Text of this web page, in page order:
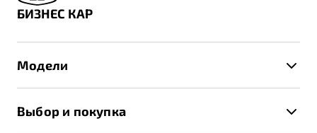
БИЗНЕС КАР
Модели
Выбор и покупка